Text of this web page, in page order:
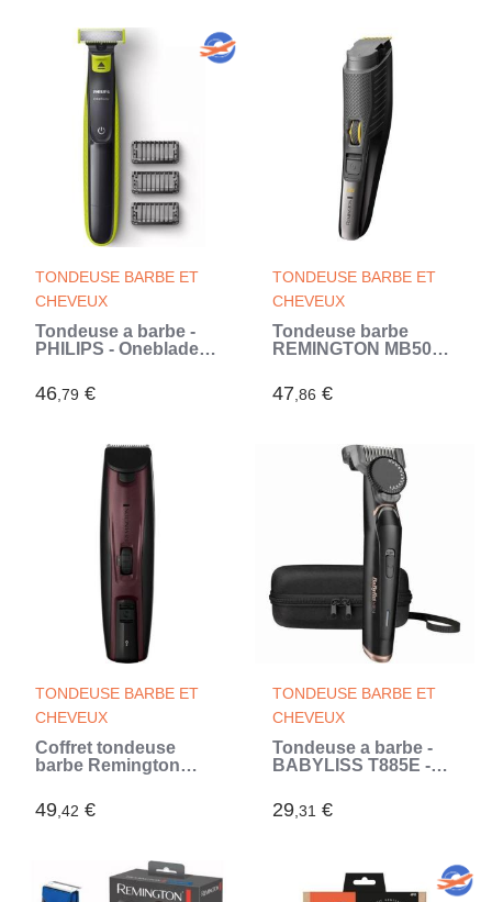
TONDEUSE BARBE ET
CHEVEUX
Tondeuse a barbe -
PHILIPS - Oneblade
attaches (1 / 3 / 5 mm)
incluses sans fil
46,79 €
TONDEUSE BARBE ET
CHEVEUX
Tondeuse barbe
REMINGTON MB5000
fil étanche 17
longueurs de coupe
47,86 €
TONDEUSE BARBE ET
CHEVEUX
Coffret tondeuse
barbe Remington
étanche lames
revetement titanium 9
49,42 €
TONDEUSE BARBE ET
CHEVEUX
Tondeuse a barbe -
BABYLISS T885E -
acier inoxydable - 24
hauteurs de coupe
29,31 €